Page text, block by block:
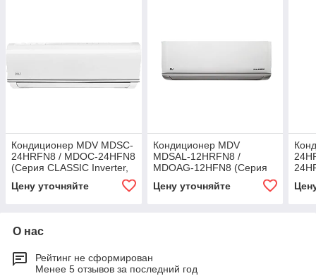
Кондиционер MDV MDSC-
24HRFN8 / MDOC-24HFN8
(Серия CLASSIC Inverter,
инвертор, фреон R32, до
70 м²)
Цену уточняйте
Кондиционер MDV
MDSAL-12HRFN8 /
MDOAG-12HFN8 (Серия
INFINI UVPro, инвертор,
фреон R32, до 35 м²)
Цену уточняйте
О нас
Рейтинг не сформирован
Менее 5 отзывов за последний год